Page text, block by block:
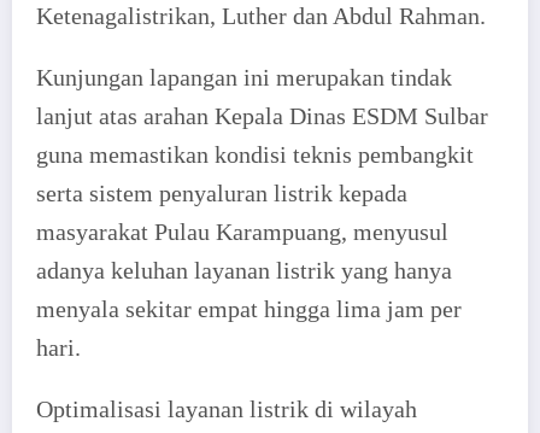
Ketenagalistrikan, Luther dan Abdul Rahman.
Kunjungan lapangan ini merupakan tindak
lanjut atas arahan Kepala Dinas ESDM Sulbar
guna memastikan kondisi teknis pembangkit
serta sistem penyaluran listrik kepada
masyarakat Pulau Karampuang, menyusul
adanya keluhan layanan listrik yang hanya
menyala sekitar empat hingga lima jam per
hari.
Optimalisasi layanan listrik di wilayah